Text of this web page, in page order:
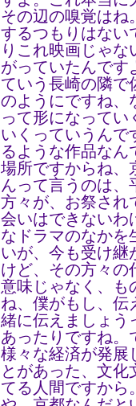
その辺の嗅覚はね
するつもりはない
りこれ映画じゃ
がっていたんです
ていう長崎の隣で
のようにですね、
って形になって
いくっていうんで
るような作品なん
場所ですからね、
んって言うのは、
方々が、お祭され
会いはできないわ
なドラマのなかを
いが、今も受け継
けど、その方々の
意味じゃなく、も
ね、僕がもし、伝
緒に伝えましょう
あったりですね。
様々な経済が発展
とがあった、文
てる人間ですから